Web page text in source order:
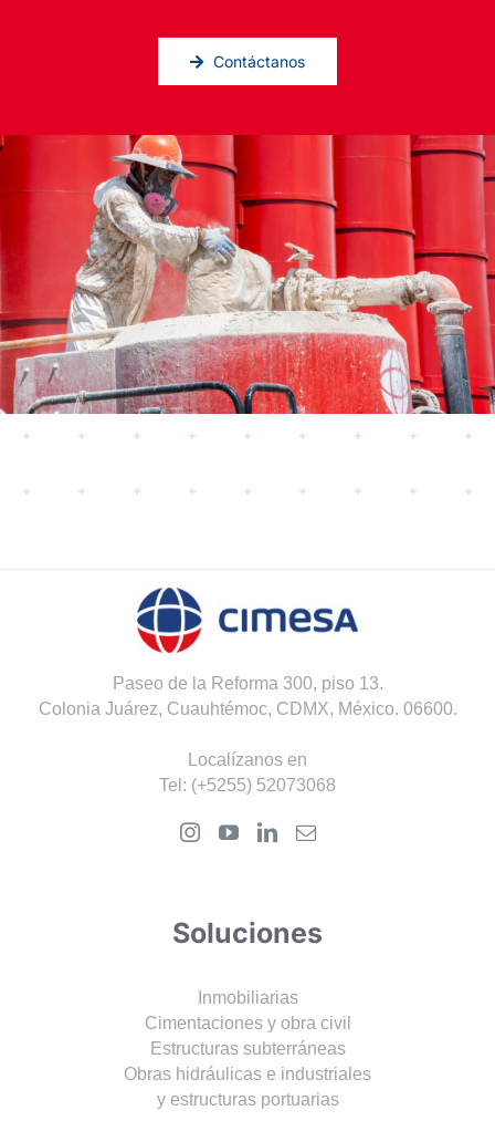
Contáctanos
Paseo de la Reforma 300, piso 13.
Colonia Juárez, Cuauhtémoc, CDMX, México. 06600.
Localízanos en
Tel: (+5255) 52073068
Soluciones
Inmobiliarias
Cimentaciones y obra civil
Estructuras subterráneas
Obras hidráulicas e industriales
y estructuras portuarias